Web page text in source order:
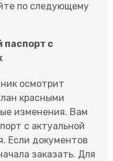
по следующему
паспорт с
осмотрит
красными
изменения. Вам
с актуальной
Если документов
заказать. Для